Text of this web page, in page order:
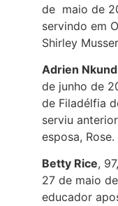
de maio de
servindo em
Shirley
Adrien
de junho de
de Filadélfia
serviu
esposa, Rose.
Betty Rice,
27 de maio
educador